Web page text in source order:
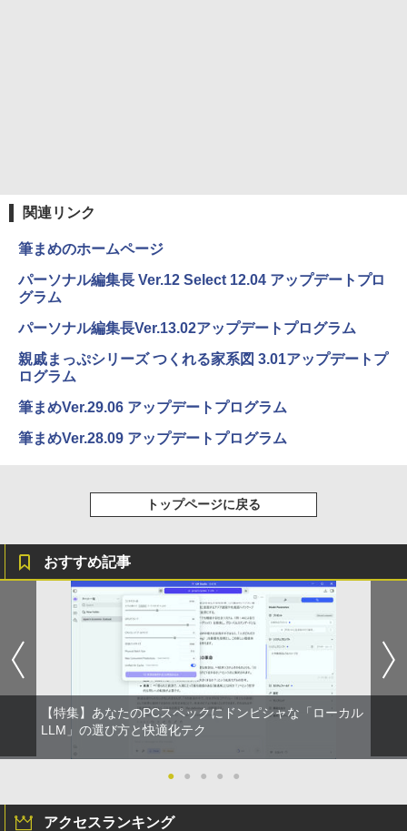
関連リンク
筆まめのホームページ
パーソナル編集長 Ver.12 Select 12.04 アップデートプロ
グラム
パーソナル編集長Ver.13.02アップデートプログラム
親戚まっぷシリーズ つくれる家系図 3.01アップデートプ
ログラム
筆まめVer.29.06 アップデートプログラム
筆まめVer.28.09 アップデートプログラム
トップページに戻る
おすすめ記事
【特集】あなたのPCスペックにドンピシャな「ローカル
LLM」の選び方と快適化テク
● ● ● ● ●
アクセスランキング